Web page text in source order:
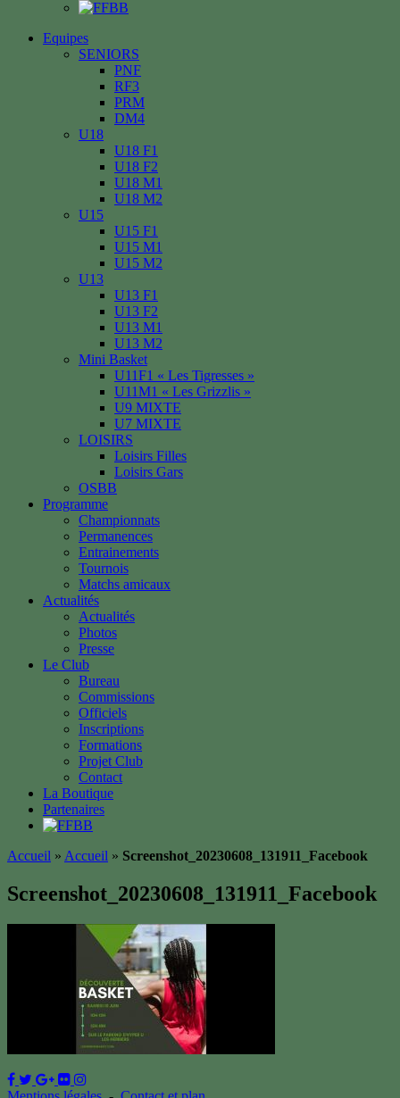
Equipes
SENIORS
PNF
RF3
PRM
DM4
U18
U18 F1
U18 F2
U18 M1
U18 M2
U15
U15 F1
U15 M1
U15 M2
U13
U13 F1
U13 F2
U13 M1
U13 M2
Mini Basket
U11F1 « Les Tigresses »
U11M1 « Les Grizzlis »
U9 MIXTE
U7 MIXTE
LOISIRS
Loisirs Filles
Loisirs Gars
OSBB
Programme
Championnats
Permanences
Entrainements
Tournois
Matchs amicaux
Actualités
Actualités
Photos
Presse
Le Club
Bureau
Commissions
Officiels
Inscriptions
Formations
Projet Club
Contact
La Boutique
Partenaires
Accueil » Accueil » Screenshot_20230608_131911_Facebook
Screenshot_20230608_131911_Facebook